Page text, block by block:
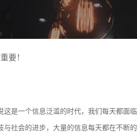
要！
这是一个信息泛滥的时代，我们每天都面临
与社会的进步，大量的信息每天都在不断的